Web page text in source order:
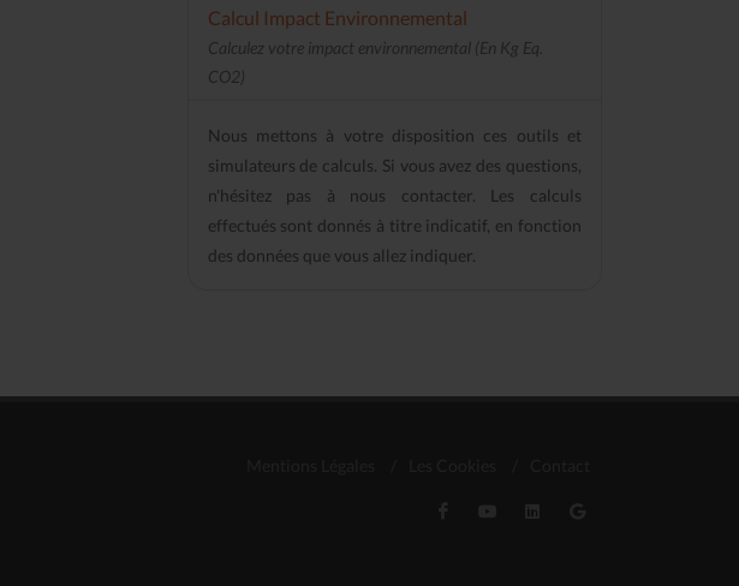
Calcul Impact Environnemental
Calculez votre impact environnemental (En Kg Eq.
CO2)
Nous mettons à votre disposition ces outils et
simulateurs de calculs. Si vous avez des questions,
n'hésitez pas à nous contacter. Les calculs
effectués sont donnés à titre indicatif, en fonction
des données que vous allez indiquer.